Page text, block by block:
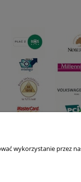
wykorzystanie przez